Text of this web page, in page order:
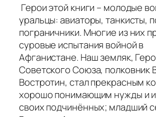
Герои этой книги – молодые
уральцы: авиаторы, танкисты,
пограничники. Многие из них
суровые испытания войной в
Афганистане. Наш земляк,
Советского Союза, полковник
Востротин, стал прекрасным
хорошо понимающим нужды и
своих подчинённых; младший